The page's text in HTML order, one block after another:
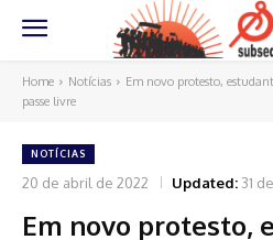
Home Notícias
Em novo protesto,
passe livre
NOTÍCIAS
20 de abril de 2022 Updated: 31
Em novo protesto,